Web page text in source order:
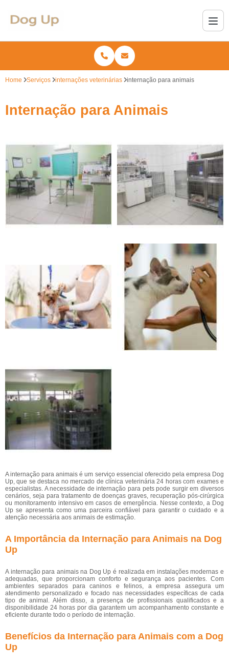
Home Serviços internações veterinárias internação para animais
Internação para Animais
A internação para animais é um serviço essencial oferecido pela empresa Dog
Up, que se destaca no mercado de clínica veterinária 24 horas com exames e
especialistas. A necessidade de internação para pets pode surgir em diversos
cenários, seja para tratamento de doenças graves, recuperação pós-cirúrgica
ou monitoramento intensivo em casos de emergência. Nesse contexto, a Dog
Up se apresenta como uma parceira confiável para garantir o cuidado e a
atenção necessária aos animais de estimação.
A Importância da Internação para Animais na Dog
Up
A internação para animais na Dog Up é realizada em instalações modernas e
adequadas, que proporcionam conforto e segurança aos pacientes. Com
ambientes separados para caninos e felinos, a empresa assegura um
atendimento personalizado e focado nas necessidades específicas de cada
tipo de animal. Além disso, a presença de profissionais qualificados e a
disponibilidade 24 horas por dia garantem um acompanhamento constante e
eficiente durante todo o período de internação.
Benefícios da Internação para Animais com a Dog
Up